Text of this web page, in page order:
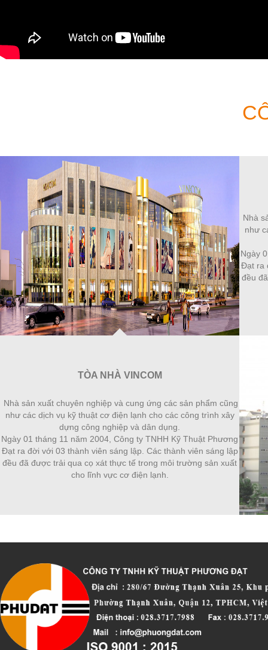
TÒA NHÀ VINCOM
Nhà sản xuất chuyên nghiệp và cung ứng các sản phẩm cũng
như các dịch vụ kỹ thuật cơ điện lạnh cho các công trình xây
dựng công nghiệp và dân dụng.
Ngày 01 tháng 11 năm 2004, Công ty TNHH Kỹ Thuật Phương
Đạt ra đời với 03 thành viên sáng lập. Các thành viên sáng lập
đều đã được trải qua cọ xát thực tế trong môi trường sản xuất
cho lĩnh vực cơ điện lạnh.
Nhà
như
Ngày
Đạt ra
đều